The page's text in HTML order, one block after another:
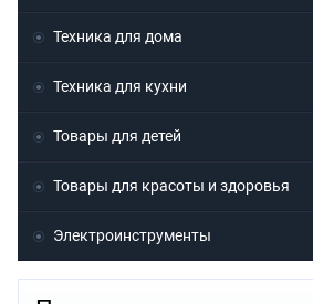
Техника для дома
Техника для кухни
Товары для детей
Товары для красоты и здоровья
Электроинструменты